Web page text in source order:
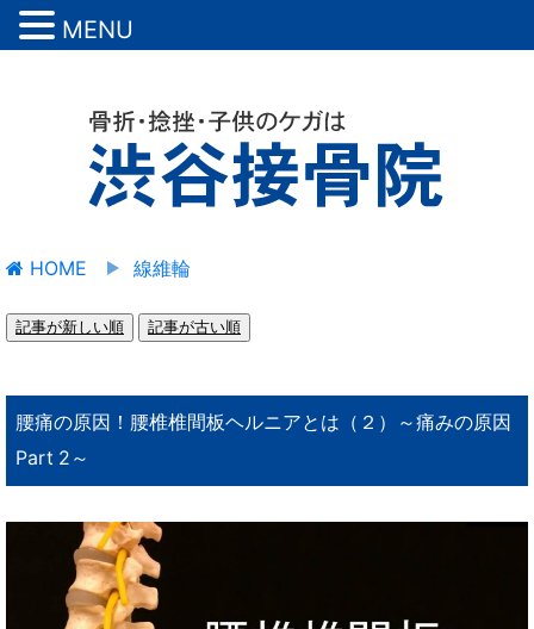
HOME 線維輪
記事が新しい順 記事が古い順
腰痛の原因！腰椎椎間板ヘルニアとは（２）～痛みの原因
Part 2～
MENU